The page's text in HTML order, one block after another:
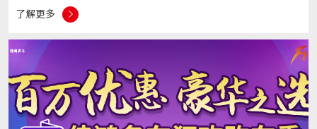
了解更多